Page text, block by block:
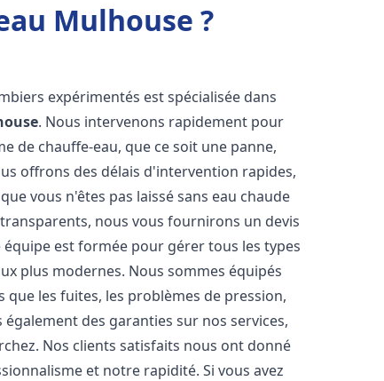
Mulhouse ?
expérimentés est spécialisée dans
. Nous intervenons rapidement pour
de chauffe-eau, que ce soit une panne,
offrons des délais d'intervention rapides,
vous n'êtes pas laissé sans eau chaude
nous vous fournirons un devis
est formée pour gérer tous les types
plus modernes. Nous sommes équipés
les fuites, les problèmes de pression,
des garanties sur nos services,
Nos clients satisfaits nous ont donné
et notre rapidité. Si vous avez